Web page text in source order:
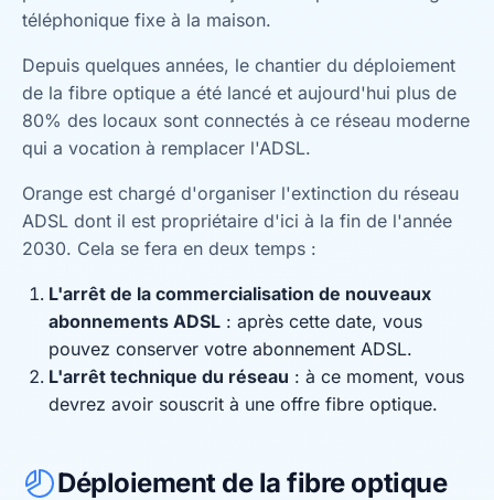
téléphonique fixe à la maison.
Depuis quelques années, le chantier du déploiement
de la fibre optique a été lancé et aujourd'hui plus de
80% des locaux sont connectés à ce réseau moderne
qui a vocation à remplacer l'ADSL.
Orange est chargé d'organiser l'extinction du réseau
ADSL dont il est propriétaire d'ici à la fin de l'année
2030. Cela se fera en deux temps :
L'arrêt de la commercialisation de nouveaux
abonnements ADSL : après cette date, vous
pouvez conserver votre abonnement ADSL.
L'arrêt technique du réseau : à ce moment, vous
devrez avoir souscrit à une offre fibre optique.
Déploiement de la fibre optique